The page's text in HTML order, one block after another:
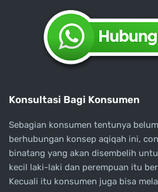
Konsultasi Bagi Konsumen
Sebagian konsumen tentunya
berhubungan konsep aqiqah ini,
binatang yang akan disembelih
kecil laki-laki dan perempuan itu
Kecuali itu konsumen juga bisa